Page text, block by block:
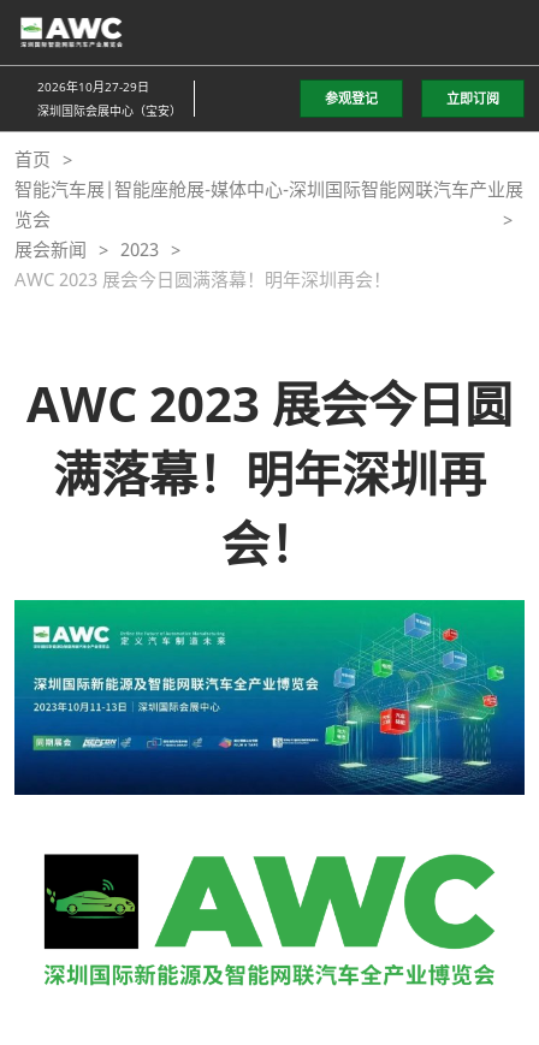
直
接
跳
至
内
容
2026年10月27-29日
深圳国际会展中心（宝安）
参观登记 立即订阅
首页
智能汽车展|智能座舱展-媒体中心-深圳国际智能网联汽车产业展
览会
展会新闻
2023
AWC 2023 展会今日圆满落幕！明年深圳再会！
AWC 2023 展会今日圆
满落幕！明年深圳再
会！